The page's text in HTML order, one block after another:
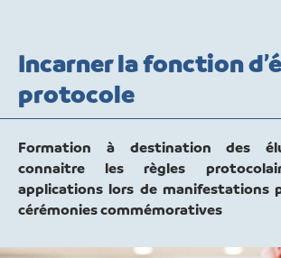
contact.
Incarner la fonction
protocole
Formation à destination des
connaitre les règles
applications lors de manifestations
cérémonies commémoratives